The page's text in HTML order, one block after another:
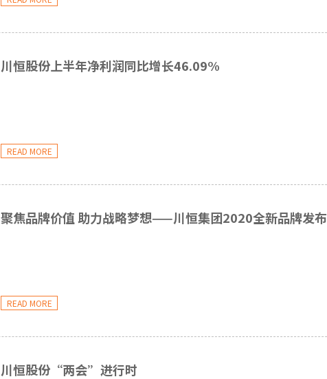
川恒股份上半年净利润同比增长46.09%
READ MORE
聚焦品牌价值 助力战略梦想——川恒集团2020全新品牌发布
READ MORE
川恒股份“两会”进行时